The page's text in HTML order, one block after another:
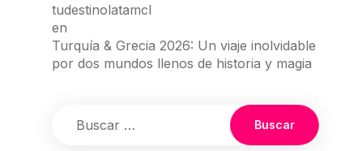
tudestinolatamcl
en
Turquía & Grecia 2026: Un viaje inolvidable
por dos mundos llenos de historia y magia